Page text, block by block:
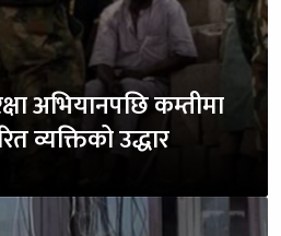
अभियानपछि कम्तीमा
व्यक्तिको उद्धार